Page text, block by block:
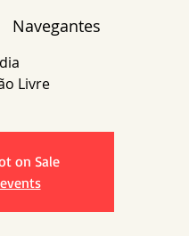
Navegantes
on Sale